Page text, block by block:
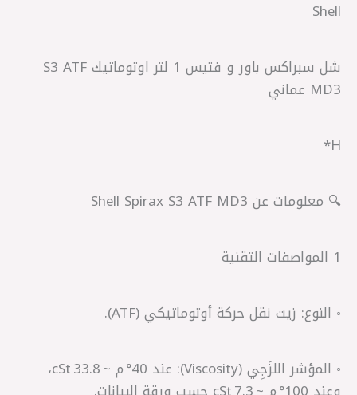
شل سبراكس باور و فتيس 1 لتر اوتوماتيك S3 ATF
MD3 عماني
H*
🔍 معلومات عن Shell Spirax S3 ATF MD3
1 المواصفات التقنية
◦ النوع: زيت نقل حركة أوتوماتيكي (ATF).
◦ المؤشر اللزَجِي (Viscosity): عند 40° م ~ 33.8 cSt،